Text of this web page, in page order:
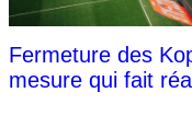
Fermeture des
mesure qui fait